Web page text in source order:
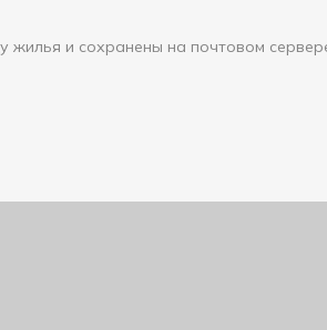
жилья и сохранены на почтовом